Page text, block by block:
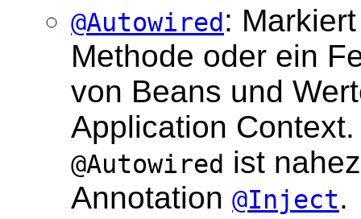
@Autowired :
Methode oder ein
von Beans und
Application
@Autowired ist
Annotation @Inject.